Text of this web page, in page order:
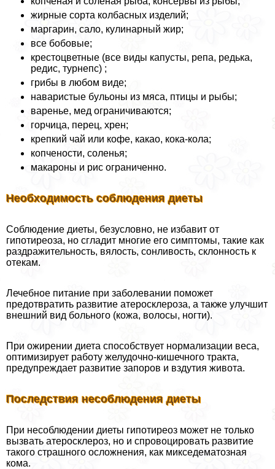
жирные сорта колбасных изделий;
маргарин, сало, кулинарный жир;
все бобовые;
крестоцветные (все виды капусты, репа, редька,
редис, турнепс) ;
грибы в любом виде;
наваристые бульоны из мяса, птицы и рыбы;
варенье, мед ограничиваются;
горчица, перец, хрен;
крепкий чай или кофе, какао, кока-кола;
копчености, соленья;
макароны и рис ограниченно.
Необходимость соблюдения диеты
Соблюдение диеты, безусловно, не избавит от
гипотиреоза, но сгладит многие его симптомы, такие как
раздражительность, вялость, сонливость, склонность к
отекам.
Лечебное питание при заболевании поможет
предотвратить развитие атеросклероза, а также улучшит
внешний вид больного (кожа, волосы, ногти).
При ожирении диета способствует нормализации веса,
оптимизирует работу желудочно-кишечного тpaкта,
предупреждает развитие запоров и вздутия живота.
Последствия несоблюдения диеты
При несоблюдении диеты гипотиреоз может не только
вызвать атеросклероз, но и спровоцировать развитие
такого страшного осложнения, как микседематозная
кома.